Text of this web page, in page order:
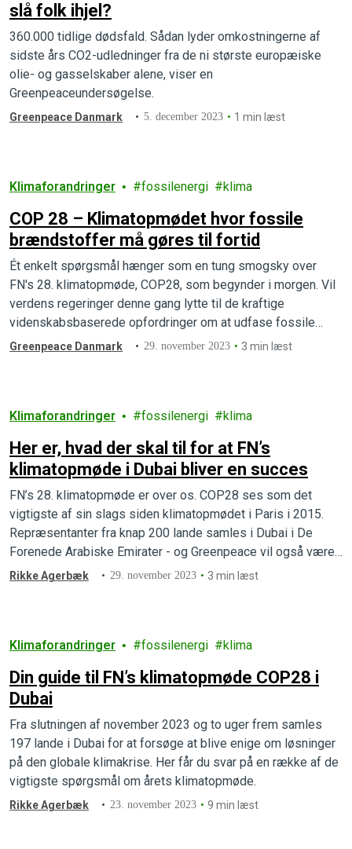
slå folk ihjel?
360.000 tidlige dødsfald. Sådan lyder omkostningerne af
sidste års CO2-udledninger fra de ni største europæiske
olie- og gasselskaber alene, viser en
Greenpeaceundersøgelse.
Greenpeace Danmark 5. december 2023 1 min læst
Klimaforandringer fossilenergi klima
COP 28 – Klimatopmødet hvor fossile
brændstoffer må gøres til fortid
Ét enkelt spørgsmål hænger som en tung smogsky over
FN's 28. klimatopmøde, COP28, som begynder i morgen. Vil
verdens regeringer denne gang lytte til de kraftige
videnskabsbaserede opfordringer om at udfase fossile
brændstoffer og levere på klima-retfærdighed?
Greenpeace Danmark 29. november 2023 3 min læst
Klimaforandringer fossilenergi klima
Her er, hvad der skal til for at FN’s
klimatopmøde i Dubai bliver en succes
FN’s 28. klimatopmøde er over os. COP28 ses som det
vigtigste af sin slags siden klimatopmødet i Paris i 2015.
Repræsentanter fra knap 200 lande samles i Dubai i De
Forenede Arabiske Emirater - og Greenpeace vil også være
der.
Rikke Agerbæk 29. november 2023 3 min læst
Klimaforandringer fossilenergi klima
Din guide til FN’s klimatopmøde COP28 i
Dubai
Fra slutningen af november 2023 og to uger frem samles
197 lande i Dubai for at forsøge at blive enige om løsninger
på den globale klimakrise. Her får du svar på en række af de
vigtigste spørgsmål om årets klimatopmøde.
Rikke Agerbæk 23. november 2023 9 min læst